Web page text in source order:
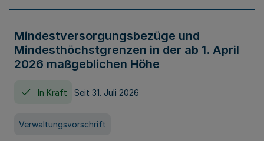
Mindestversorgungsbezüge und
Mindesthöchstgrenzen in der ab 1. April
2026 maßgeblichen Höhe
In Kraft Seit 31. Juli 2026
Verwaltungsvorschrift